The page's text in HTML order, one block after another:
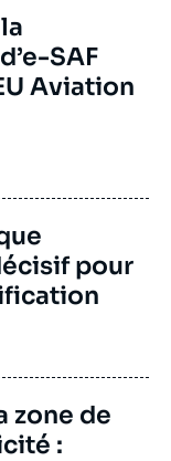
SAF
Aviation
pour
zone de
: